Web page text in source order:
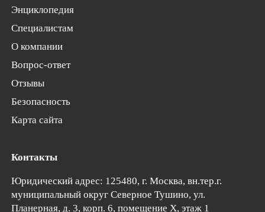
Энциклопедия
Специалистам
О компании
Вопрос-ответ
Отзывы
Безопасность
Карта сайта
Контакты
Юридический адрес: 125480, г. Москва, вн.тер.г.
муниципальный округ Северное Тушино,ул.
Планерная, д. 3, корп. 6, помещение Х, этаж 1